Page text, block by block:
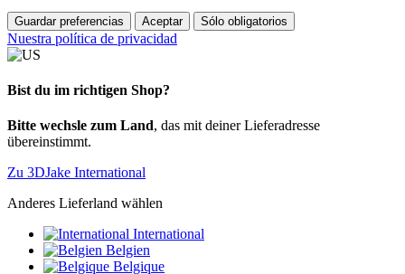
Guardar preferencias Aceptar Sólo obligatorios
Nuestra política de privacidad
Bist du im richtigen Shop?
Bitte wechsle zum Land, das mit deiner Lieferadresse
übereinstimmt.
Zu 3DJake International
Anderes Lieferland wählen
International
Belgien
Belgique